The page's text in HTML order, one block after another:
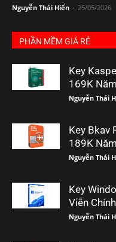
Nguyễn Thái Hiển - 25/05/2026
PHẦN MỀM GIÁ RẺ
Key
169K
Nguyễn Thái
Key Bkav
189K
Nguyễn Thái
Key
Viễn
Nguyễn Thái